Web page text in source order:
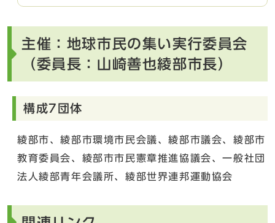
主催：地球市民の集い実行委員会
（委員長：山崎善也綾部市長）
構成7団体
綾部市、綾部市環境市民会議、綾部市議会、綾部市
教育委員会、綾部市市民憲章推進協議会、一般社団
法人綾部青年会議所、綾部世界連邦運動協会